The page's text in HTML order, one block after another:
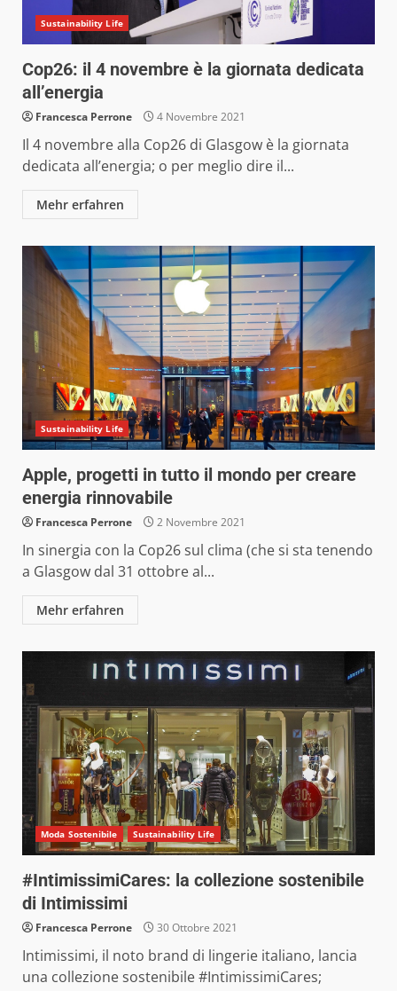
Sustainability Life
Cop26: il 4 novembre è la giornata dedicata
all’energia
Francesca Perrone 4 Novembre 2021
Il 4 novembre alla Cop26 di Glasgow è la giornata
dedicata all’energia; o per meglio dire il...
Mehr erfahren
Sustainability Life
Apple, progetti in tutto il mondo per creare
energia rinnovabile
Francesca Perrone 2 Novembre 2021
In sinergia con la Cop26 sul clima (che si sta tenendo
a Glasgow dal 31 ottobre al...
Mehr erfahren
Moda Sostenibile Sustainability Life
#IntimissimiCares: la collezione sostenibile
di Intimissimi
Francesca Perrone 30 Ottobre 2021
Intimissimi, il noto brand di lingerie italiano, lancia
una collezione sostenibile #IntimissimiCares;